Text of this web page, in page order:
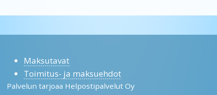
Maksutavat
Toimitus- ja maksuehdot
Palvelun tarjoaa Helpostipalvelut Oy